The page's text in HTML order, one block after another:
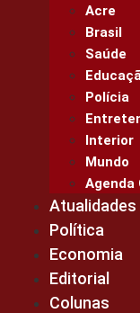
Acre
Brasil
Saúde
Polícia
Interior
Mundo
Agenda
Atualidades
Política
Economia
Editorial
Colunas